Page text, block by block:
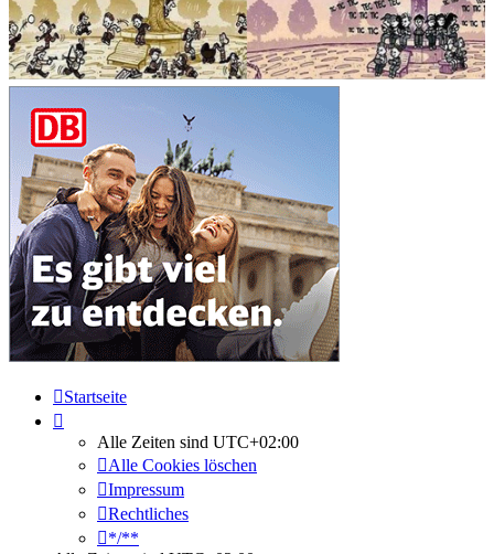
Startseite
Alle Zeiten sind UTC+02:00
Alle Cookies löschen
Impressum
Rechtliches
*/**